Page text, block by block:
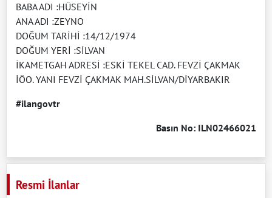
BABA ADI :HÜSEYİN
ANA ADI :ZEYNO
DOĞUM TARİHİ :14/12/1974
DOĞUM YERİ :SİLVAN
İKAMETGAH ADRESİ :ESKİ TEKEL CAD. FEVZİ ÇAKMAK
İÖO. YANI FEVZİ ÇAKMAK MAH.SİLVAN/DİYARBAKIR
#ilangovtr
Basın No: ILN02466021
Resmi İlanlar